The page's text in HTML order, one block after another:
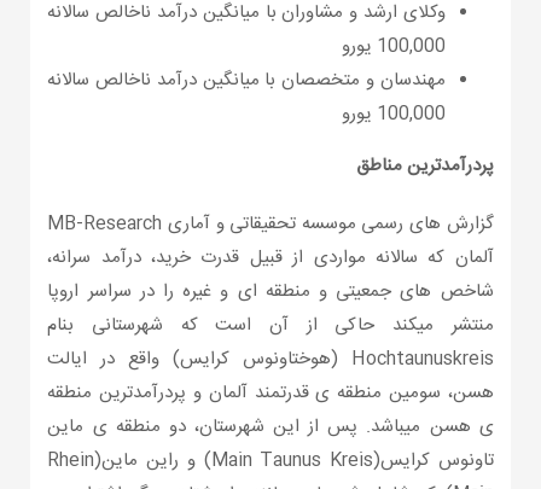
وکلای ارشد و مشاوران با میانگین درآمد ناخالص سالانه
100,000 یورو
مهندسان و متخصصان با میانگین درآمد ناخالص سالانه
100,000 یورو
پردرآمدترین مناطق
گزارش های رسمی موسسه تحقیقاتی و آماری MB-Research
آلمان که سالانه مواردی از قبیل قدرت خرید، درآمد سرانه،
شاخص های جمعیتی و منطقه ای و غیره را در سراسر اروپا
منتشر میکند حاکی از آن است که شهرستانی بنام
Hochtaunuskreis (هوختاونوس کرایس) واقع در ایالت
هسن، سومین منطقه ی قدرتمند آلمان و پردرآمدترین منطقه
ی هسن میباشد. پس از این شهرستان، دو منطقه ی ماین
تاونوس کرایس(Main Taunus Kreis) و راین ماین(Rhein